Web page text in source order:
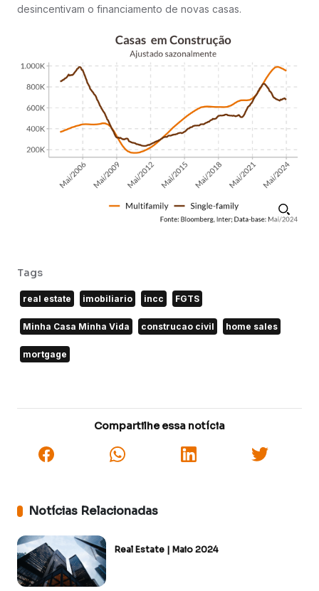
desincentivam o financiamento de novas casas.
Tags
real estate imobiliario incc FGTS
Minha Casa Minha Vida construcao civil home sales
mortgage
Compartilhe essa notícia
Notícias Relacionadas
Real Estate | Maio 2024